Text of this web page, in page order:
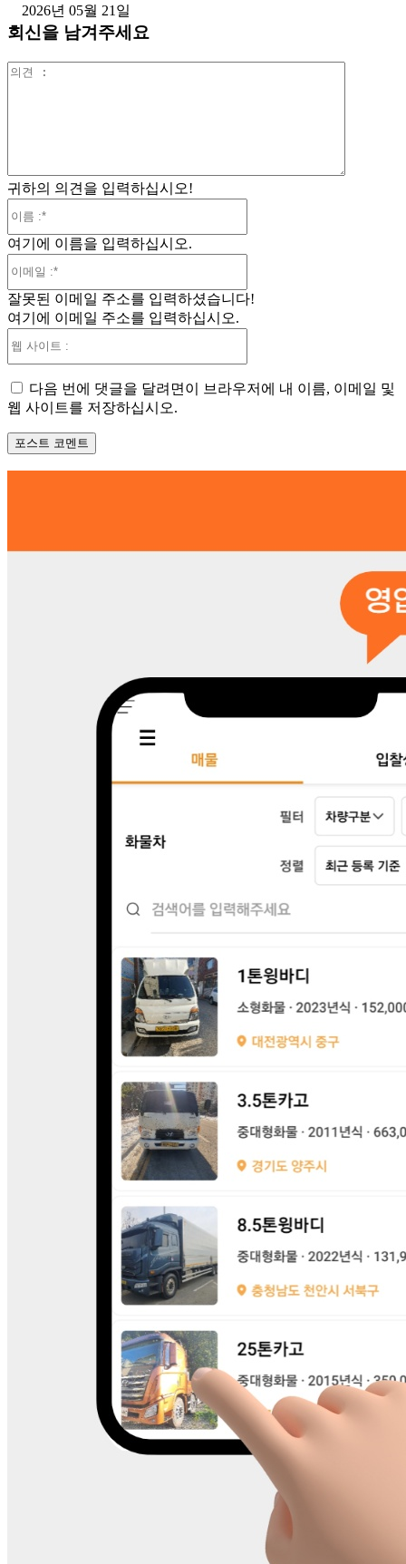
2026년 05월 21일
회신을 남겨주세요
귀하의 의견을 입력하십시오!
여기에 이름을 입력하십시오.
일
잘못된 이메일 주소를 입력하셨습니다!
여기에 이메일 주소를 입력하십시오.
트
다음 번에 댓글을 달려면이 브라우저에 내 이름, 이메일 및
웹 사이트를 저장하십시오.